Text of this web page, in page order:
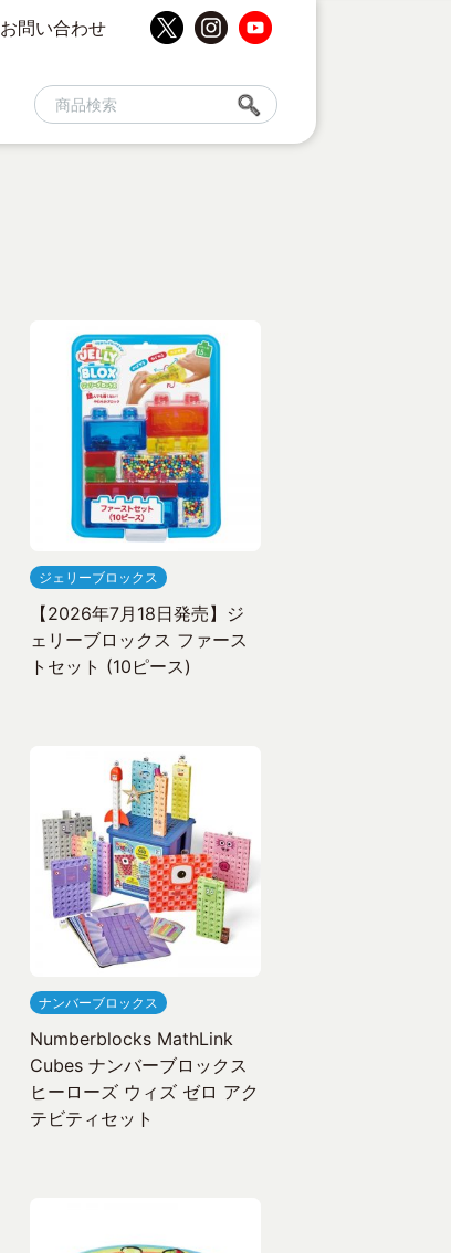
お問い合わせ
ジェリーブロックス
【2026年7月18日発売】ジ
ェリーブロックス ファース
トセット (10ピース)
ナンバーブロックス
Numberblocks MathLink
Cubes ナンバーブロックス
ヒーローズ ウィズ ゼロ アク
テビティセット